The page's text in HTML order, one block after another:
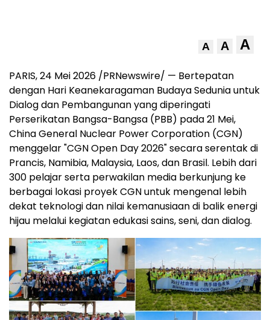
A A A
PARIS, 24 Mei 2026 /PRNewswire/ — Bertepatan
dengan Hari Keanekaragaman Budaya Sedunia untuk
Dialog dan Pembangunan yang diperingati
Perserikatan Bangsa-Bangsa (PBB) pada 21 Mei,
China General Nuclear Power Corporation (CGN)
menggelar "CGN Open Day 2026" secara serentak di
Prancis, Namibia, Malaysia, Laos, dan Brasil. Lebih dari
300 pelajar serta perwakilan media berkunjung ke
berbagai lokasi proyek CGN untuk mengenal lebih
dekat teknologi dan nilai kemanusiaan di balik energi
hijau melalui kegiatan edukasi sains, seni, dan dialog.